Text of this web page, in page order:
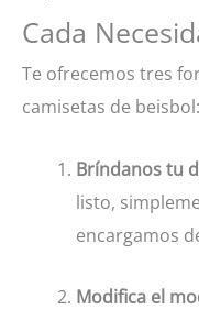
Cada
Te ofrecemos tres
camisetas de beisbol:
Bríndanos tu
listo,
encargamos
Modifica el